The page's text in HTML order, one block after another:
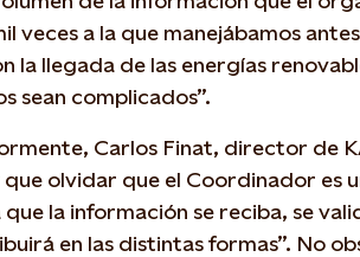
veces a la que manejábamos
la llegada de las energías
sean complicados”.
Carlos Finat, director de
que olvidar que el Coordinador es
la información se reciba, se
en las distintas formas”. No